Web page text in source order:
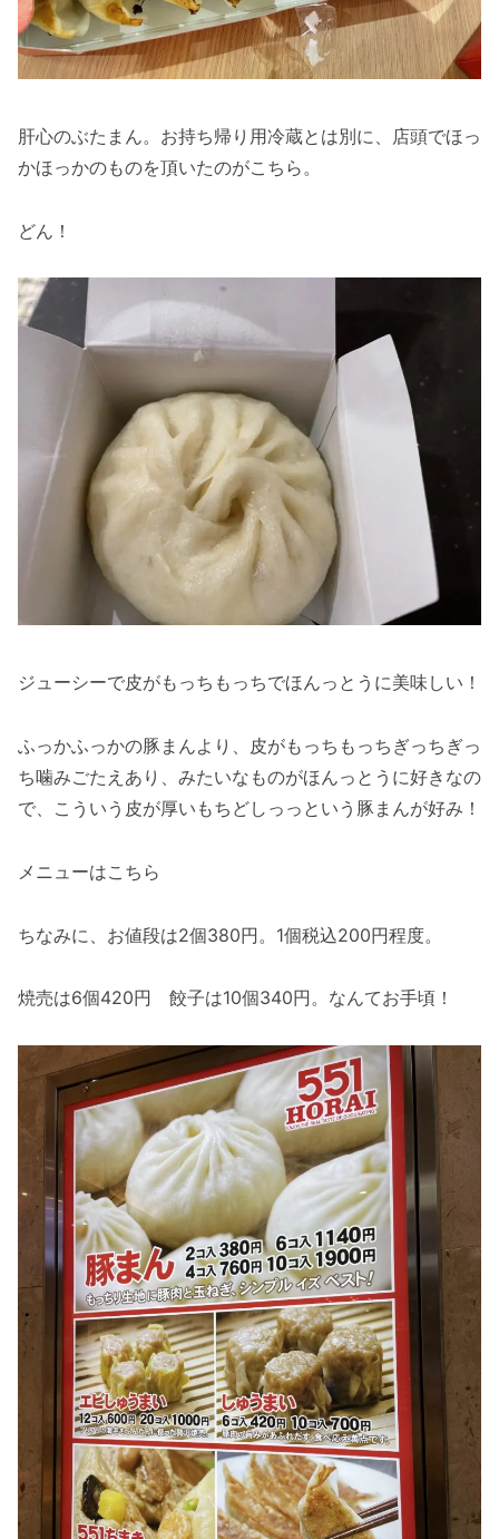
肝心のぶたまん。お持ち帰り用冷蔵とは別に、店頭でほっ
かほっかのものを頂いたのがこちら。
どん！
ジューシーで皮がもっちもっちでほんっとうに美味しい！
ふっかふっかの豚まんより、皮がもっちもっちぎっちぎっ
ち噛みごたえあり、みたいなものがほんっとうに好きなの
で、こういう皮が厚いもちどしっっという豚まんが好み！
メニューはこちら
ちなみに、お値段は2個380円。1個税込200円程度。
焼売は6個420円 餃子は10個340円。なんてお手頃！